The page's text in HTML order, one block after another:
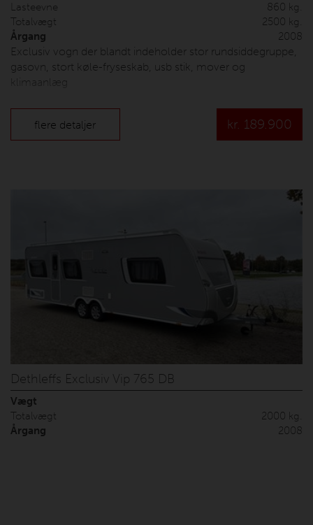
Lasteevne
860 kg.
Totalvægt
2500 kg.
Årgang
2008
Exclusiv vogn der blandt indeholder stor rundsiddegruppe,
gasovn, stort køle-fryseskab, usb stik, mover og
klimaanlæg
flere detaljer kr. 189.900
Dethleffs Exclusiv Vip 765 DB
Vægt
Totalvægt
2000 kg.
Årgang
2008